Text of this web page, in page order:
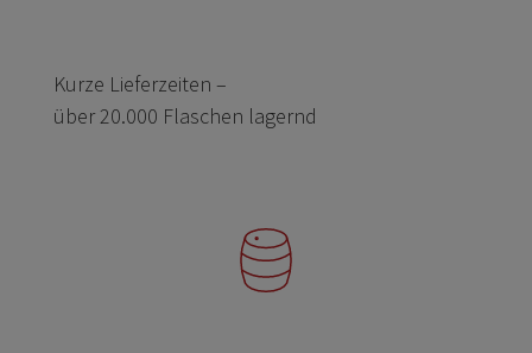
Kurze Lieferzeiten –
über 20.000 Flaschen lagernd